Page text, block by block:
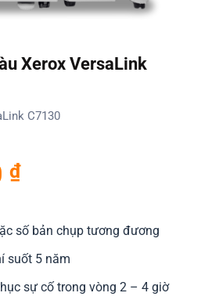
Xerox VersaLink
C7130
₫
số bản chụp tương đương
suốt 5 năm
sự cố trong vòng 2 – 4 giờ